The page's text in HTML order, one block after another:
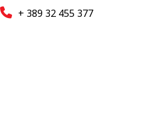
+ 389 32 455 377